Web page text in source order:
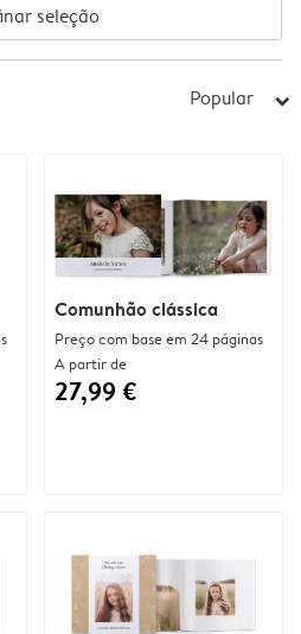
seleção
Popular arrow_right
Comunhão clássica
Preço com base em 24 páginas
A partir de
27,99 €